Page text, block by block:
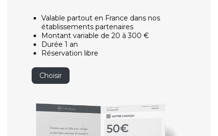
Valable partout en France dans nos
établissements partenaires
Montant variable de 20 à 300 €
Durée 1 an
Réservation libre
Choisir